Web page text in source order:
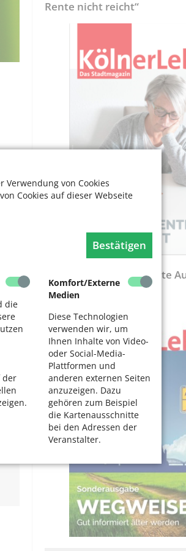
von Cookies
Cookies auf dieser Webseite
Bestätigen
die
der
Komfort/Externe
Medien
Diese Technologien
verwenden wir, um
Ihnen Inhalte von Video-
oder Social-Media-
Plattformen und
anderen externen Seiten
anzuzeigen. Dazu
gehören zum Beispiel
die Kartenausschnitte
bei den Adressen der
Veranstalter.
Rente nicht reicht“
Wegweiser - Aktualisierte
2027